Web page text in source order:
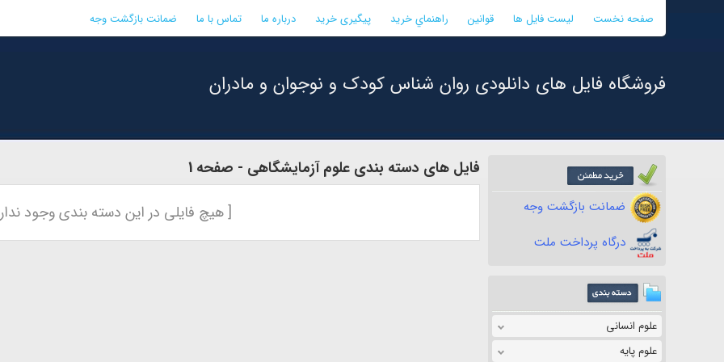
صفحه نخست لیست فایل ها قوانین راهنماي خريد پیگیری خرید درباره ما تماس با ما ضمانت بازگشت وجه
فروشگاه فایل های دانلودی روان شناس کودک و نوجوان و مادران
ضمانت بازگشت وجه
درگاه پرداخت ملت
علوم انسانی
علوم پایه
فایل های دسته بندی علوم آزمایشگاهی - صفحه 1
[ هیچ فایلی در این دسته بندی وجود